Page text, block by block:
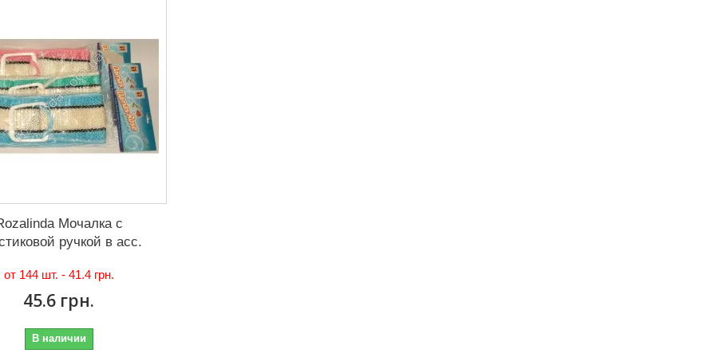
Мочалка с
ручкой в асс.
от 144 шт. - 41.4 грн.
45.6 грн.
В наличии